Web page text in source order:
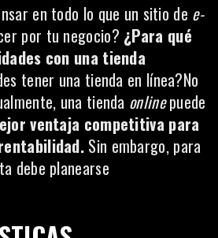
en todo lo que un sitio de e-
por tu negocio? ¿Para qué
con una tienda
tener una tienda en línea?No
una tienda onlinepuede
ventaja competitiva para
Sin embargo, para
debe planearse